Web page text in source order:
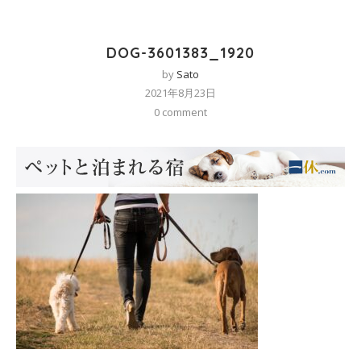
DOG-3601383_1920
by Sato
2021年8月23日
0 comment